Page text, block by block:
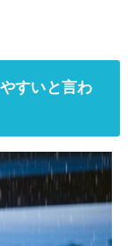
すいと言わ